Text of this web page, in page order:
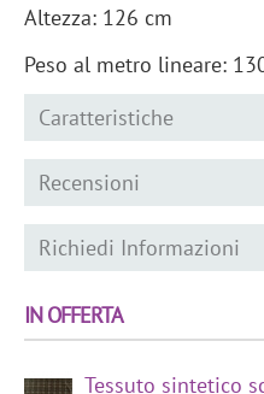
Altezza: 126 cm
Peso al metro lineare:
Caratteristiche
Recensioni
Richiedi Informazioni
IN OFFERTA
Tessuto sintetico